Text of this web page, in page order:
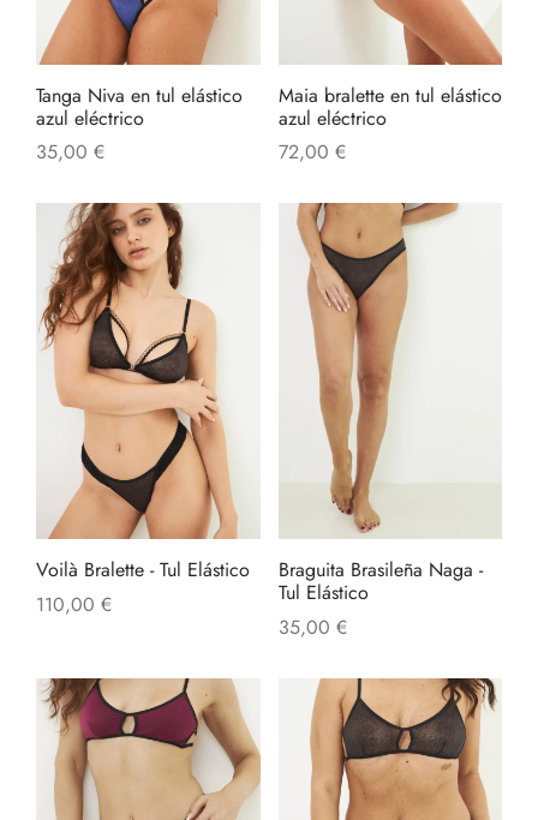
Tanga Niva en tul elástico
azul eléctrico
35,00 €
Maia bralette en tul elástico
azul eléctrico
72,00 €
Voilà Bralette - Tul Elástico
110,00 €
Braguita Brasileña Naga -
Tul Elástico
35,00 €